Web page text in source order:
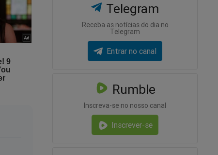
Telegram
Receba as notícias do dia no
Telegram
Entrar no canal
Rumble
Inscreva-se no nosso canal
Inscrever-se